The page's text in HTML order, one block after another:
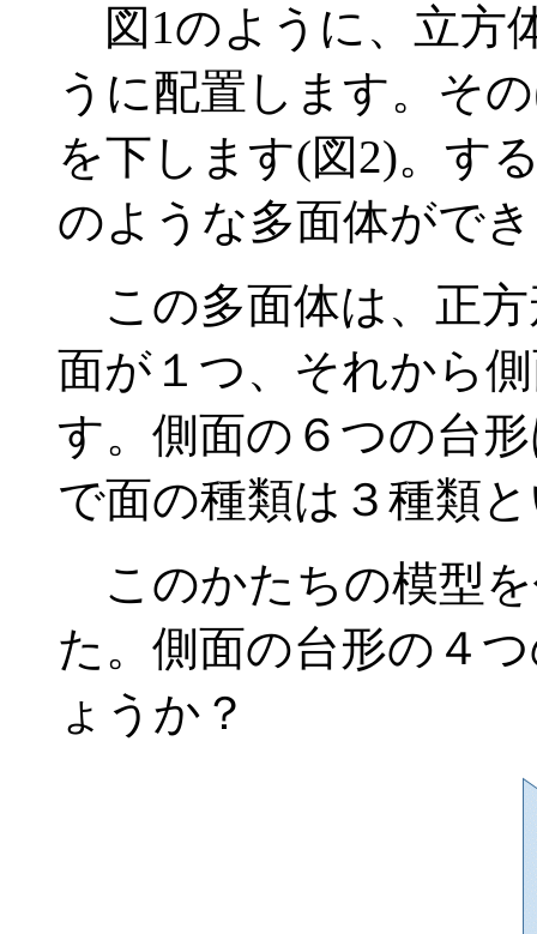
図1のように、立方
うに配置します。そ
を下します(図2)。す
のような多面体がで
この多面体は、正
面が１つ、それから
す。側面の６つの台
で面の種類は３種類
このかたちの模型
た。側面の台形の４
ょうか？